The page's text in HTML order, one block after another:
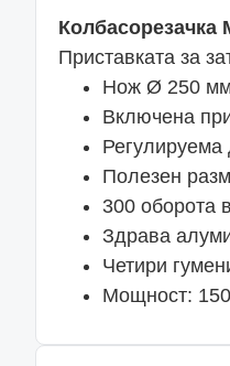
Колбасорезачка
Приставката за
Нож Ø 250 мм
Включена
Полезен
300 оборота
Здрава
Четири
Мощност: